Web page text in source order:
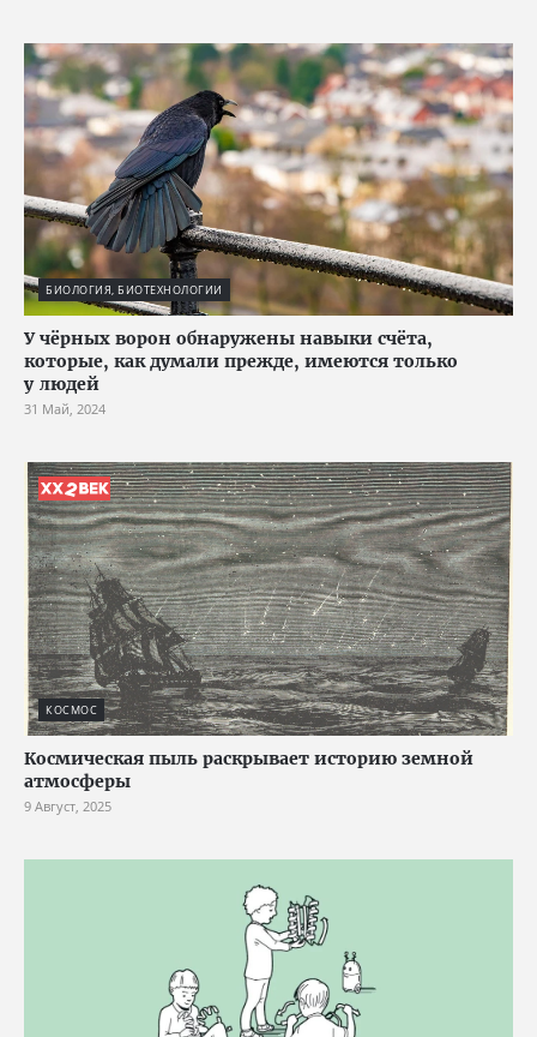
БИОЛОГИЯ, БИОТЕХНОЛОГИИ
У чёрных ворон обнаружены навыки счёта,
которые, как думали прежде, имеются только
у людей
31 Май, 2024
КОСМОС
Космическая пыль раскрывает историю земной
атмосферы
9 Август, 2025